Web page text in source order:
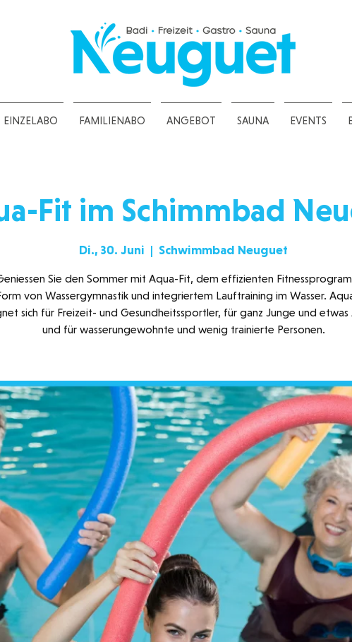
EINZELABO FAMILIENABO ANGEBOT SAUNA EVENTS
Fit im Schimmbad
Di., 30. Juni
  |
Schwimmbad Neuguet
Sie den Sommer mit Aqua-Fit, dem effizienten
von Wassergymnastik und integriertem Lauftraining im Wasser.
sich für Freizeit- und Gesundheitssportler, für ganz Junge und etwas
und für wasserungewohnte und wenig trainierte Personen.